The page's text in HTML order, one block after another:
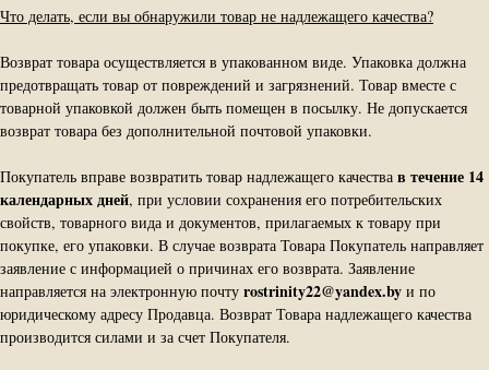
Что делать, если вы обнаружили товар не надлежащего качества?
Возврат товара осуществляется в упакованном виде. Упаковка должна
предотвращать товар от повреждений и загрязнений. Товар вместе с
товарной упаковкой должен быть помещен в посылку. Не допускается
возврат товара без дополнительной почтовой упаковки.
Покупатель вправе возвратить товар надлежащего качества в течение 14
календарных дней, при условии сохранения его потребительских
свойств, товарного вида и документов, прилагаемых к товару при
покупке, его упаковки. В случае возврата Товара Покупатель направляет
заявление с информацией о причинах его возврата. Заявление
направляется на электронную почту rostrinity22@yandex.by и по
юридическому адресу Продавца. Возврат Товара надлежащего качества
производится силами и за счет Покупателя.